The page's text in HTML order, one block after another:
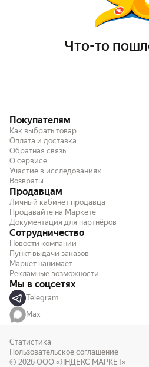
Что-то
Покупателям
Как выбрать товар
Оплата и доставка
Обратная связь
О сервисе
Участие в исследованиях
Возвраты
Продавцам
Личный кабинет продавца
Продавайте на Маркете
Документация для партнёров
Сотрудничество
Новости компании
Пункт выдачи заказов
Маркет нанимает
Рекламные возможности
Мы в соцсетях
Telegram
Max
Статистика
Пользовательское соглашение
© 2026 ООО «ЯНДЕКС МАРКЕТ»